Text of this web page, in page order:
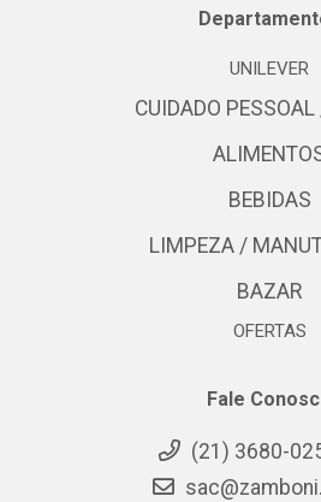
UNILEVER
CUIDADO
BEBIDAS
LIMPEZA /
BAZAR
OFERTAS
Fale
(21) 3680-